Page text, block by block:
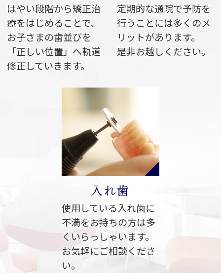
はやい段階から矯正治
療をはじめることで、
お子さまの歯並びを
「正しい位置」へ軌道
修正していきます。
定期的な通院で予防を
行うことには多くのメ
リットがあります。
是非お越しください。
入れ歯
使用している入れ歯に
不満をお持ちの方は多
くいらっしゃいます。
お気軽にご相談くださ
い。